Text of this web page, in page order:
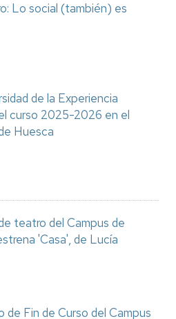
Lo social (también) es
de la Experiencia
curso 2025-2026 en el
Huesca
teatro del Campus de
'Casa', de Lucía
de Fin de Curso del Campus